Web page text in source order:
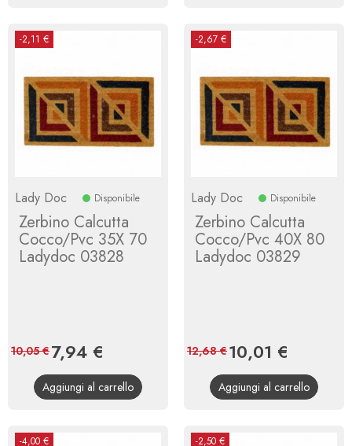
-2,11 €
Lady Doc Disponibile
Zerbino Calcutta
Cocco/Pvc 35X 70
Ladydoc 03828
Prezzo
7,94 €
base
10,05 €
Aggiungi al carrello
-2,67 €
Lady Doc Disponibile
Zerbino Calcutta
Cocco/Pvc 40X 80
Ladydoc 03829
Prezzo
10,01 €
base
12,68 €
Aggiungi al carrello
-4,00 € -2,50 €